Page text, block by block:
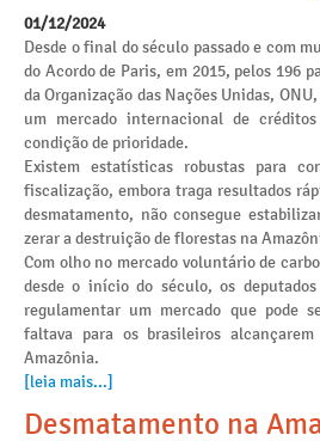
01/12/2024
Desde o final do século passado e com
do Acordo de Paris, em 2015, pelos 196
da Organização das Nações Unidas,
um mercado internacional de
condição de prioridade.
Existem estatísticas robustas para
fiscalização, embora traga resultados
desmatamento, não consegue
zerar a destruição de florestas na
Com olho no mercado voluntário de
desde o início do século, os
regulamentar um mercado que pode
faltava para os brasileiros
Amazônia.
[leia mais...]
Desmatamento na